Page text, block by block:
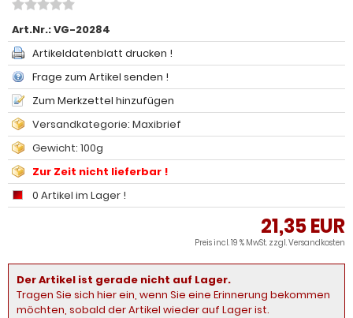
Art.Nr.:VG-20284
Artikeldatenblatt drucken !
Frage zum Artikel senden !
Zum Merkzettel hinzufügen
Versandkategorie: Maxibrief
Gewicht: 100g
Zur Zeit nicht lieferbar !
0 Artikel im Lager !
21,35 EUR
Preis incl. 19 % MwSt. zzgl.Versandkosten
Der Artikel ist gerade nicht auf Lager.
Tragen Sie sich hier ein, wenn Sie eine Erinnerung bekommen
möchten, sobald der Artikel wieder auf Lager ist.